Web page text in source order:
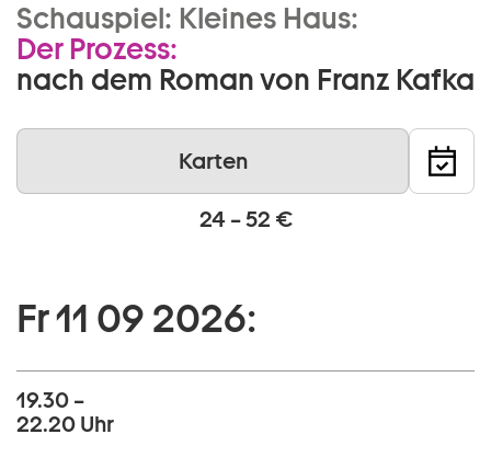
Schauspiel: Kleines Haus:
Der Prozess:
nach dem Roman von Franz Kafka
Karten
24 – 52 €
Fr 11 09 2026:
19.30 –
22.20 Uhr